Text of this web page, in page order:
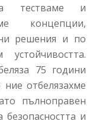
тестваме и
концепции,
решения и по
75 години
отбелязахме
пълноправен
безопасността и